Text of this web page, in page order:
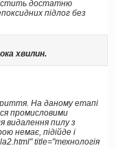
достатню
підлог без
хвилин.
На даному етапі
промисловими
видалення пилу з
немає, підійде і
title="технологія